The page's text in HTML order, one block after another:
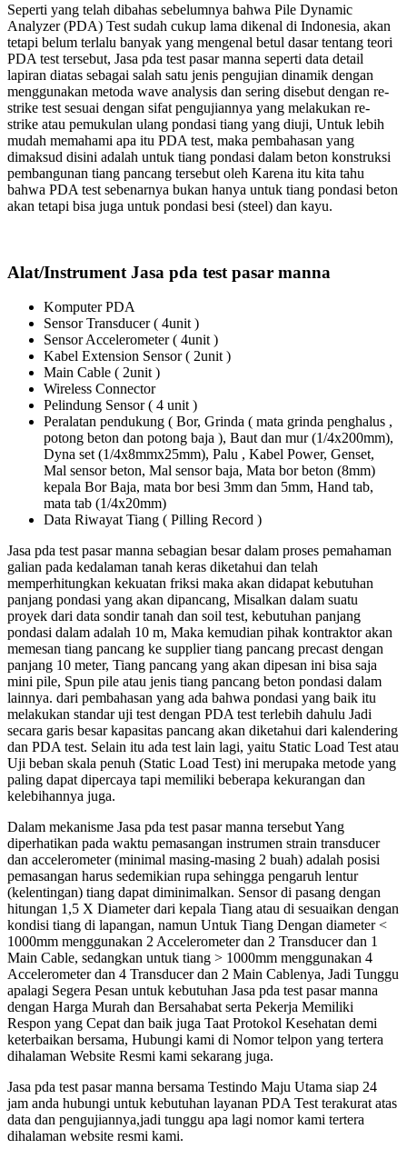
Seperti yang telah dibahas sebelumnya bahwa Pile Dynamic
Analyzer (PDA) Test sudah cukup lama dikenal di Indonesia, akan
tetapi belum terlalu banyak yang mengenal betul dasar tentang teori
PDA test tersebut, Jasa pda test pasar manna seperti data detail
lapiran diatas sebagai salah satu jenis pengujian dinamik dengan
menggunakan metoda wave analysis dan sering disebut dengan re-
strike test sesuai dengan sifat pengujiannya yang melakukan re-
strike atau pemukulan ulang pondasi tiang yang diuji, Untuk lebih
mudah memahami apa itu PDA test, maka pembahasan yang
dimaksud disini adalah untuk tiang pondasi dalam beton konstruksi
pembangunan tiang pancang tersebut oleh Karena itu kita tahu
bahwa PDA test sebenarnya bukan hanya untuk tiang pondasi beton
akan tetapi bisa juga untuk pondasi besi (steel) dan kayu.
Alat/Instrument Jasa pda test pasar manna
Komputer PDA
Sensor Transducer ( 4unit )
Sensor Accelerometer ( 4unit )
Kabel Extension Sensor ( 2unit )
Main Cable ( 2unit )
Wireless Connector
Pelindung Sensor ( 4 unit )
Peralatan pendukung ( Bor, Grinda ( mata grinda penghalus ,
potong beton dan potong baja ), Baut dan mur (1/4x200mm),
Dyna set (1/4x8mmx25mm), Palu , Kabel Power, Genset,
Mal sensor beton, Mal sensor baja, Mata bor beton (8mm)
kepala Bor Baja, mata bor besi 3mm dan 5mm, Hand tab,
mata tab (1/4x20mm)
Data Riwayat Tiang ( Pilling Record )
Jasa pda test pasar manna sebagian besar dalam proses pemahaman
galian pada kedalaman tanah keras diketahui dan telah
memperhitungkan kekuatan friksi maka akan didapat kebutuhan
panjang pondasi yang akan dipancang, Misalkan dalam suatu
proyek dari data sondir tanah dan soil test, kebutuhan panjang
pondasi dalam adalah 10 m, Maka kemudian pihak kontraktor akan
memesan tiang pancang ke supplier tiang pancang precast dengan
panjang 10 meter, Tiang pancang yang akan dipesan ini bisa saja
mini pile, Spun pile atau jenis tiang pancang beton pondasi dalam
lainnya. dari pembahasan yang ada bahwa pondasi yang baik itu
melakukan standar uji test dengan PDA test terlebih dahulu Jadi
secara garis besar kapasitas pancang akan diketahui dari kalendering
dan PDA test. Selain itu ada test lain lagi, yaitu Static Load Test atau
Uji beban skala penuh (Static Load Test) ini merupaka metode yang
paling dapat dipercaya tapi memiliki beberapa kekurangan dan
kelebihannya juga.
Dalam mekanisme Jasa pda test pasar manna tersebut Yang
diperhatikan pada waktu pemasangan instrumen strain transducer
dan accelerometer (minimal masing-masing 2 buah) adalah posisi
pemasangan harus sedemikian rupa sehingga pengaruh lentur
(kelentingan) tiang dapat diminimalkan. Sensor di pasang dengan
hitungan 1,5 X Diameter dari kepala Tiang atau di sesuaikan dengan
kondisi tiang di lapangan, namun Untuk Tiang Dengan diameter <
1000mm menggunakan 2 Accelerometer dan 2 Transducer dan 1
Main Cable, sedangkan untuk tiang > 1000mm menggunakan 4
Accelerometer dan 4 Transducer dan 2 Main Cablenya, Jadi Tunggu
apalagi Segera Pesan untuk kebutuhan Jasa pda test pasar manna
dengan Harga Murah dan Bersahabat serta Pekerja Memiliki
Respon yang Cepat dan baik juga Taat Protokol Kesehatan demi
keterbaikan bersama, Hubungi kami di Nomor telpon yang tertera
dihalaman Website Resmi kami sekarang juga.
Jasa pda test pasar manna bersama Testindo Maju Utama siap 24
jam anda hubungi untuk kebutuhan layanan PDA Test terakurat atas
data dan pengujiannya,jadi tunggu apa lagi nomor kami tertera
dihalaman website resmi kami.